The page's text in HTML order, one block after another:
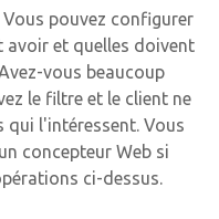
pouvez configurer
avoir et quelles doivent
vous beaucoup
le filtre et le client ne
qui l'intéressent. Vous
concepteur Web si
ci-dessus.